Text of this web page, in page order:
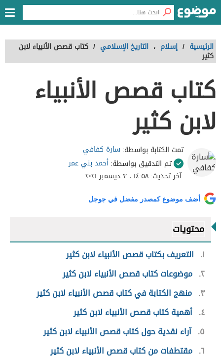
الرئيسية / إسلام ، التاريخ الإسلامي / كتاب قصص الأنبياء لابن
كثير
كتاب قصص الأنبياء
لابن كثير
تمت الكتابة بواسطة:سارة كفافي
تم التدقيق بواسطة:أحمد بني عمر
آخر تحديث:١٤:٥٨ ، ٣ ديسمبر ٢٠٢١
أضف موضوع كمصدر مفضل في جوجل
محتويات
١
التعريف بكتاب قصص الأنبياء لابن كثير
٢ موضوعات كتاب قصص الأنبياء لابن كثير
٣ منهج الكتابة في كتاب قصص الأنبياء لابن كثير
٤ أهمية كتاب قصص الأنبياء لابن كثير
٥ آراء نقدية حول كتاب قصص الأنبياء لابن كثير
٦ مقتطفات من كتاب قصص الأنبياء لابن كثير